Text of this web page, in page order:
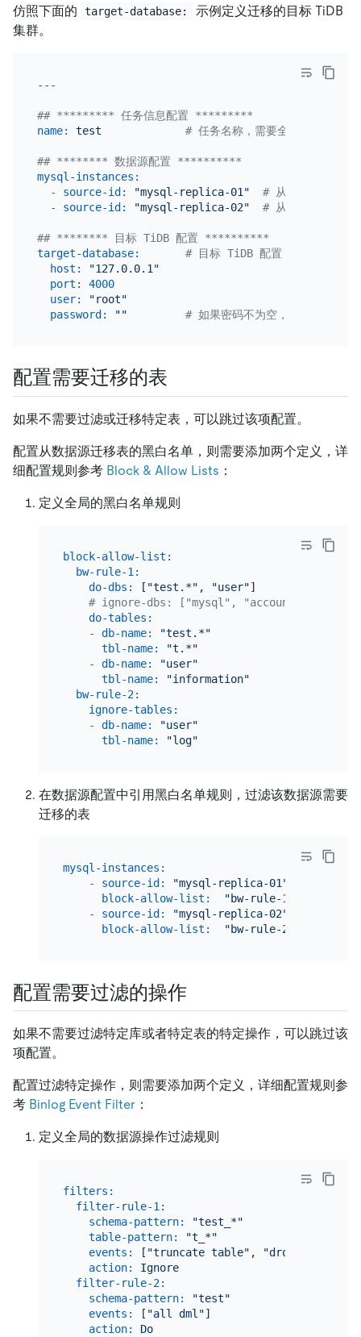
仿照下面的 target-database:
示例定义迁移的目标 TiDB
集群。
## ********* 任务信息配置 *********
name:
test # 任务名称，需要全局唯一
## ******** 数据源配置 **********
mysql-instances:
-
source-id: "mysql-replica-01"
# 从 source-id
-
source-id: "mysql-replica-02" # 从 source-id
## ******** 目标 TiDB 配置 **********
target-database:
# 目标 TiDB 配置
host:
"127.0.0.1"
port:
4000
user:
"root"
password:
"" # 如果密码不为空，则推荐使用
配置需要迁移的表
如果不需要过滤或迁移特定表，可以跳过该项配置。
配置从数据源迁移表的黑白名单，则需要添加两个定义，详
细配置规则参考 Block & Allow Lists ：
定义全局的黑白名单规则
block-allow-list:
bw-rule-1:
do-dbs:
[ "test.*" , "user"]
# ignore-dbs: ["mysql", "account"] # 忽略哪
do-tables:
-
db-name:
"test.*"
tbl-name:
"t.*"
-
db-name:
"user"
tbl-name:
"information"
bw-rule-2:
ignore-tables:
-
db-name:
"user"
tbl-name:
"log"
在数据源配置中引用黑白名单规则，过滤该数据源需要
迁移的表
mysql-instances:
-
source-id: "mysql-replica-01"
block-allow-list:
"bw-rule-1"
-
source-id: "mysql-replica-02"
block-allow-list:
"bw-rule-2"
配置需要过滤的操作
如果不需要过滤特定库或者特定表的特定操作，可以跳过该
项配置。
配置过滤特定操作，则需要添加两个定义，详细配置规则参
考 Binlog Event Filter ：
定义全局的数据源操作过滤规则
filters:
filter-rule-1:
schema-pattern:
"test_*"
table-pattern:
"t_*"
events:
[ "truncate table" , "drop table"
action:
Ignore
filter-rule-2:
schema-pattern:
"test"
events:
[ "all dml"]
action:
Do